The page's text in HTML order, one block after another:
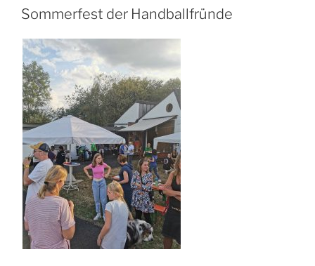
AM
Sommerfest der Handballfründe